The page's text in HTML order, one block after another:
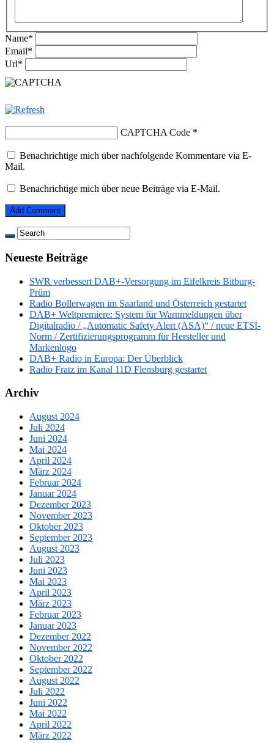
Name*
Email*
Url*
CAPTCHA Code *
Benachrichtige mich über nachfolgende Kommentare via E-
Mail.
Benachrichtige mich über neue Beiträge via E-Mail.
Neueste Beiträge
SWR verbessert DAB+-Versorgung im Eifelkreis Bitburg-
Prüm
Radio Bollerwagen im Saarland und Österreich gestartet
DAB+ Weltpremiere: System für Warnmeldungen über
Digitalradio / „Automatic Safety Alert (ASA)“ / neue ETSI-
Norm / Zertifizierungsprogramm für Hersteller und
Markenlogo
DAB+ Radio in Europa: Der Überblick
Radio Fratz im Kanal 11D Flensburg gestartet
Archiv
August 2024
Juli 2024
Juni 2024
Mai 2024
April 2024
März 2024
Februar 2024
Januar 2024
Dezember 2023
November 2023
Oktober 2023
September 2023
August 2023
Juli 2023
Juni 2023
Mai 2023
April 2023
März 2023
Februar 2023
Januar 2023
Dezember 2022
November 2022
Oktober 2022
September 2022
August 2022
Juli 2022
Juni 2022
Mai 2022
April 2022
März 2022